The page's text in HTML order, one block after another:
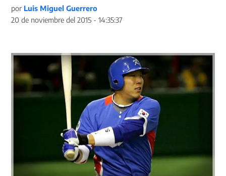
por Luis Miguel Guerrero
20 de noviembre del 2015 - 14:35:37